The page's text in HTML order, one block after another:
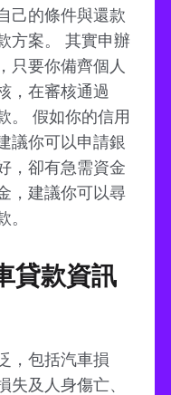
己的條件與還款
方案。 其實申辦
只要你備齊個人
，在審核通過
。 假如你的信用
議你可以申請銀
，卻有急需資金
，建議你可以尋
。
貸款資訊
，包括汽車損
失及人身傷亡、